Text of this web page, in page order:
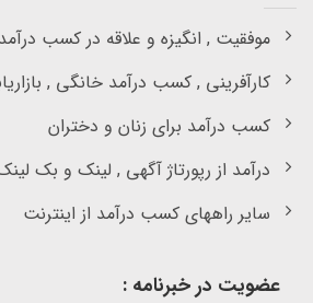
موفقیت , انگیزه و علاقه در کسب درآمد
کارآفرینی , کسب درآمد خانگی ,
کسب درآمد برای زنان و دختران
درآمد از رپورتاژ آگهی , لینک و بک
سایر راههای کسب درآمد از اینترنت
عضویت در خبرنامه :